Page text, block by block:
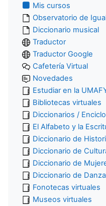
Mis cursos
Observatorio de
Diccionario musical
Traductor
Traductor Google
Cafetería Virtual
Novedades
Estudiar en la
Bibliotecas virtuales
Diccionarios /
El Alfabeto y la
Diccionario de
Diccionario de
Diccionario de
Diccionario de Danza
Fonotecas virtuales
Museos virtuales